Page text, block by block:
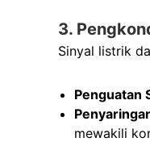
3.
Sinyal listrik
Penguatan
mewakili